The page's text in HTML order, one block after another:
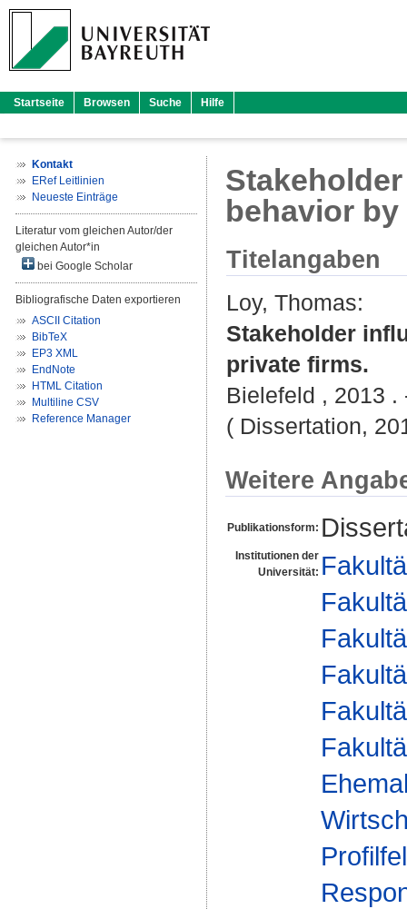
Startseite Browsen Suche Hilfe
Kontakt
ERef Leitlinien
Neueste Einträge
Literatur vom gleichen Autor/der
gleichen Autor*in
bei Google Scholar
Bibliografische Daten exportieren
ASCII Citation
BibTeX
EP3 XML
EndNote
HTML Citation
Multiline CSV
Reference Manager
behavior
Titelangaben
Loy, Thomas:
Stakeholder
private firms.
Bielefeld , 2013 .
( Dissertation,
Weitere
Publikationsform:
Institutionen der
Universität: